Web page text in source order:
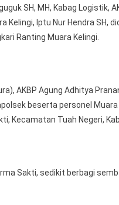
Kapolres
Musi
Rawas
Langsung
Salurkan
Sembako
SH, MH, Kabag Logistik,
Kelingi, Iptu Nur Hendra SH,
Ranting Muara Kelingi.
AKBP Agung Adhitya
beserta personel
Kecamatan Tuah Negeri,
Sakti, sedikit berbagi